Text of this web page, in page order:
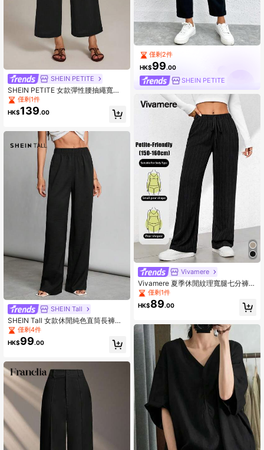
SHEIN PETITE
SHEIN PETITE 女款彈性腰抽繩寬鬆
休閒舒適長褲，適合春夏秋冬，黑
色，小碼女款
僅剩1件
HK$139.00
SHEIN Tall
SHEIN Tall 女款休閒純色直筒長褲，
適合高個女性
僅剩4件
HK$99.00
僅剩2件
HK$99.00
SHEIN PETITE
Vivamere
Vivamere 夏季休閒紋理寬腿七分褲，
適合嬌小女性
僅剩1件
HK$89.00